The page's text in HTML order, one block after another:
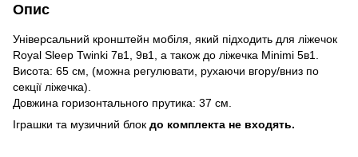
Опис
Універсальний кронштейн мобіля, який підходить для ліжечок
Royal Sleep Twinki 7в1, 9в1, а також до ліжечка Minimi 5в1.
Висота: 65 см, (можна регулювати, рухаючи вгору/вниз по
секції ліжечка).
Довжина горизонтального прутика: 37 см.
Іграшки та музичний блок до комплекта не входять.